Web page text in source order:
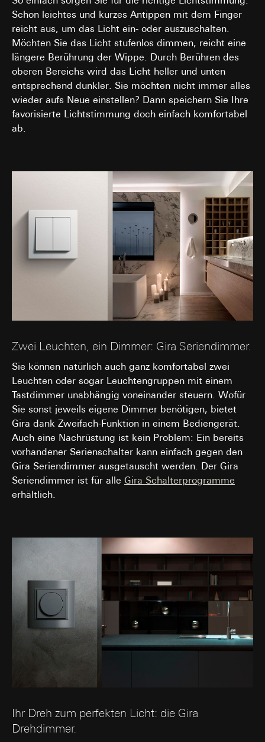
Schon leichtes und kurzes Antippen mit dem Finger
reicht aus, um das Licht ein- oder auszuschalten.
Möchten Sie das Licht stufenlos dimmen, reicht eine
längere Berührung der Wippe. Durch Berühren des
oberen Bereichs wird das Licht heller und unten
entsprechend dunkler. Sie möchten nicht immer alles
wieder aufs Neue einstellen? Dann speichern Sie Ihre
favorisierte Lichtstimmung doch einfach komfortabel
ab.
Zwei Leuchten, ein Dimmer: Gira Seriendimmer.
Sie können natürlich auch ganz komfortabel zwei
Leuchten oder sogar Leuchtengruppen mit einem
Tastdimmer unabhängig voneinander steuern. Wofür
Sie sonst jeweils eigene Dimmer benötigen, bietet
Gira dank Zweifach-Funktion in einem Bediengerät.
Auch eine Nachrüstung ist kein Problem: Ein bereits
vorhandener Serienschalter kann einfach gegen den
Gira Seriendimmer ausgetauscht werden. Der Gira
Seriendimmer ist für alle Gira Schalterprogramme
erhältlich.
Ihr Dreh zum perfekten Licht: die Gira
Drehdimmer.
Cookie-Informationen (z. B. ID des Nutzers,
getestete Varianten, Testergebnisse).
Rechtsgrundlage und ggf. verfolgte berechtigte
Interessen:
Art. 6 Abs. 1 lit. a DSGVO: Einwilligung des
Interesse des Verantwortlichen an der
Optimierung der Website und der
Benutzerfreundlichkeit der Website;
Sicherstellung eines personalisierten und
nutzerorientierten Online-Erlebnisses;
Effiziente Durchführung von Tests zur
Entscheidungsfindung über Website-
Empfänger:
Interne Abteilungen
Externe Dienstleister für A/B-Testing, die als
Auftragsverarbeiter gemäß Art. 28 DSGVO
Drittlandübermittlung: keine
längstens jedoch bis zu 1 Jahr
spätestens nach 13 Monaten gelöscht oder wenn Sie
Ihre Einwilligung widerrufen; das Cookie hat eine
Funktionsdauer von 13 Monaten